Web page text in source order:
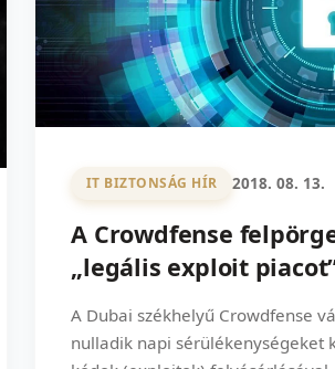
IT BIZTONSÁG HÍR 2018. 08. 13.
A Crowdfense
„legális exploit
A Dubai székhelyű Crowdfense
nulladik napi sérülékenységeket